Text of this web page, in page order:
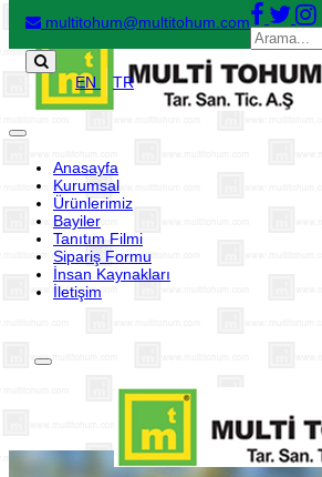
Toggle
Anasayfa
Kurumsal
Ürünlerimiz
Bayiler
Tanıtım Filmi
Sipariş Formu
İnsan Kaynakları
İletişim
multitohum@multitohum.com
EN TR
Toggle